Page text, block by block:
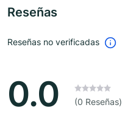
Reseñas
Reseñas no verificadas
0.0 (0 Reseñas)